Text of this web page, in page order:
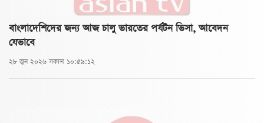
বাংলাদেশিদের জন্য আজ চালু ভারতের পর্যটন ভিসা, আবেদন
যেভাবে
২৮ জুন ২০২৬ সকাল ১০:৫৯:১২